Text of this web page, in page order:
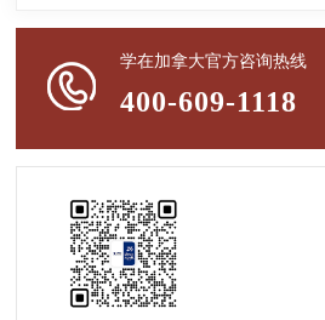
学在加拿大官方咨询热线
400-609-1118